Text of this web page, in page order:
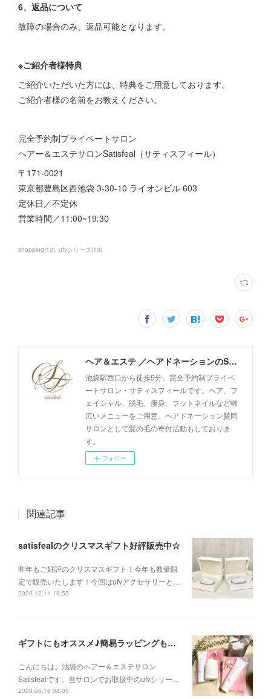
6、返品について
故障の場合のみ、返品可能となります。
※ご紹介者様特典
ご紹介いただいた方には、特典をご用意しております。
ご紹介者様の名前をお教えください。
完全予約制プライベートサロン
ヘアー＆エステサロンSatisfeal（サティスフィール）
〒171-0021
東京都豊島区西池袋 3-30-10 ライオンビル 603
定休日／不定休
営業時間／11:00~19:30
shopping(12) ufvシリーズ(10)
ヘア＆エステ ／ヘアドネーションのSatisfeal
池袋駅西口から徒歩5分。完全予約制プライベ
ートサロン・サティスフィールです。ヘア、フ
ェイシャル、脱毛、痩身、フットネイルなど幅
広いメニューをご用意。ヘアドネーション賛同
サロンとして髪の毛の寄付活動もしておりま
す。
フォロー
関連記事
satisfealのクリスマスギフト好評販売中☆
昨年もご好評のクリスマスギフト！今年も数量限
定で販売いたします！今回はufvアクセサリーと…
2020.12.11 18:55
ギフトにもオススメ♪簡易ラッピングも承っております。
こんにちは。池袋のヘアー＆エステサロン
Satisfealです。当サロンでお取扱中のufvシリー…
2020.06.16 08:05